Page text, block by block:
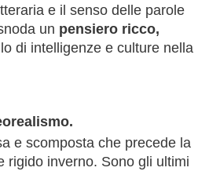
e il senso delle parole
un pensiero ricco,
di intelligenze e culture nella
e scomposta che precede la
rigido inverno. Sono gli ultimi